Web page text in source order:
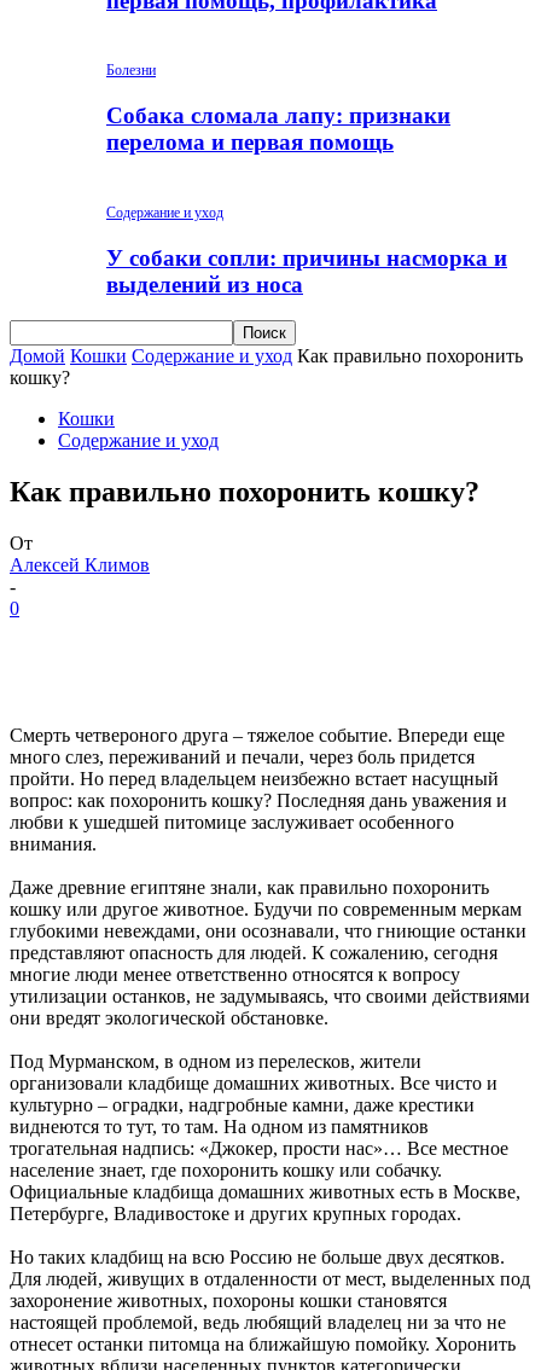
Болезни
Собака сломала лапу: признаки
перелома и первая помощь
Содержание и уход
У собаки сопли: причины насморка и
выделений из носа
Домой Кошки Содержание и уход Как правильно похоронить
кошку?
Кошки
Содержание и уход
Как правильно похоронить кошку?
От
Алексей Климов
-
0
Смерть четвероного друга – тяжелое событие. Впереди еще
много слез, переживаний и печали, через боль придется
пройти. Но перед владельцем неизбежно встает насущный
вопрос: как похоронить кошку? Последняя дань уважения и
любви к ушедшей питомице заслуживает особенного
внимания.
Даже древние египтяне знали, как правильно похоронить
кошку или другое животное. Будучи по современным меркам
глубокими невеждами, они осознавали, что гниющие останки
представляют опасность для людей. К сожалению, сегодня
многие люди менее ответственно относятся к вопросу
утилизации останков, не задумываясь, что своими действиями
они вредят экологической обстановке.
Под Мурманском, в одном из перелесков, жители
организовали кладбище домашних животных. Все чисто и
культурно – оградки, надгробные камни, даже крестики
виднеются то тут, то там. На одном из памятников
трогательная надпись: «Джокер, прости нас»… Все местное
население знает, где похоронить кошку или собачку.
Официальные кладбища домашних животных есть в Москве,
Петербурге, Владивостоке и других крупных городах.
Но таких кладбищ на всю Россию не больше двух десятков.
Для людей, живущих в отдаленности от мест, выделенных под
захоронение животных, похороны кошки становятся
настоящей проблемой, ведь любящий владелец ни за что не
отнесет останки питомца на ближайшую помойку. Хоронить
животных вблизи населенных пунктов категорически